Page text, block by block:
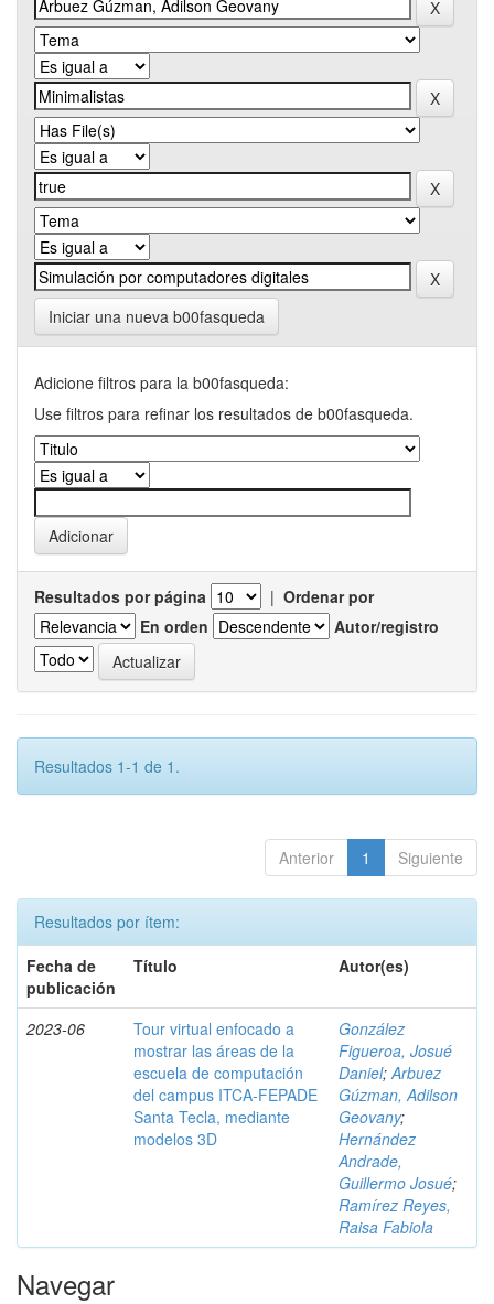
Iniciar una nueva b00fasqueda
Adicione filtros para la b00fasqueda:
Use filtros para refinar los resultados de b00fasqueda.
Resultados por página | Ordenar por
En orden
Autor/registro
Resultados 1-1 de 1.
Anterior 1 Siguiente
Resultados por ítem:
Fecha de
publicación
Título Autor(es)
2023-06
Tour virtual enfocado a
mostrar las áreas de la
escuela de computación
del campus ITCA-FEPADE
Santa Tecla, mediante
modelos 3D
González
Figueroa, Josué
Daniel;Arbuez
Gúzman, Adilson
Geovany;
Hernández
Andrade,
Guillermo Josué;
Ramírez Reyes,
Raisa Fabiola
Navegar